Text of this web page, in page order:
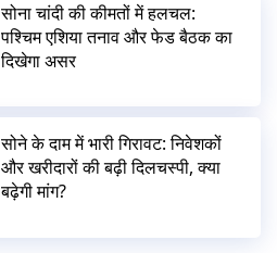
सोना चांदी की कीमतों में हलचल:
पश्चिम एशिया तनाव और फेड बैठक का
दिखेगा असर
सोने के दाम में भारी गिरावट: निवेशकों
और खरीदारों की बढ़ी दिलचस्पी, क्या
बढ़ेगी मांग?